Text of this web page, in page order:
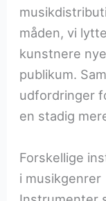
måden, vi
kunstnere
publikum.
udfordringer
en stadig
Forskellige
i musikgenrer